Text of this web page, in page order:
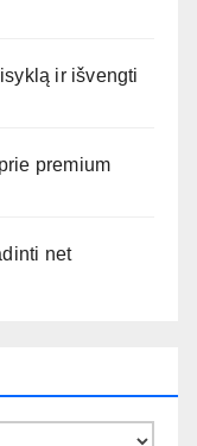
ir išvengti
premium
net